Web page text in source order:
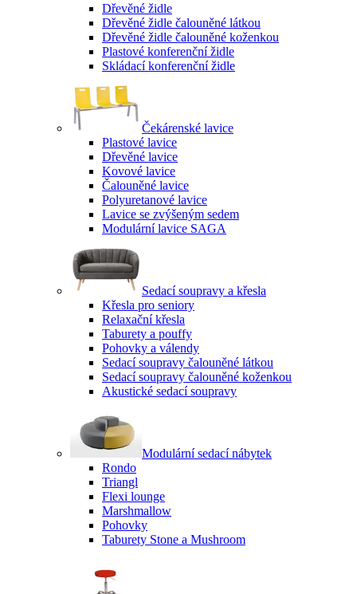
Dřevěné židle
Dřevěné židle čalouněné látkou
Dřevěné židle čalouněné koženkou
Plastové konferenční židle
Skládací konferenční židle
Čekárenské lavice
Plastové lavice
Dřevěné lavice
Kovové lavice
Čalouněné lavice
Polyuretanové lavice
Lavice se zvýšeným sedem
Modulární lavice SAGA
Sedací soupravy a křesla
Křesla pro seniory
Relaxační křesla
Taburety a pouffy
Pohovky a válendy
Sedací soupravy čalouněné látkou
Sedací soupravy čalouněné koženkou
Akustické sedací soupravy
Modulární sedací nábytek
Rondo
Triangl
Flexi lounge
Marshmallow
Pohovky
Taburety Stone a Mushroom